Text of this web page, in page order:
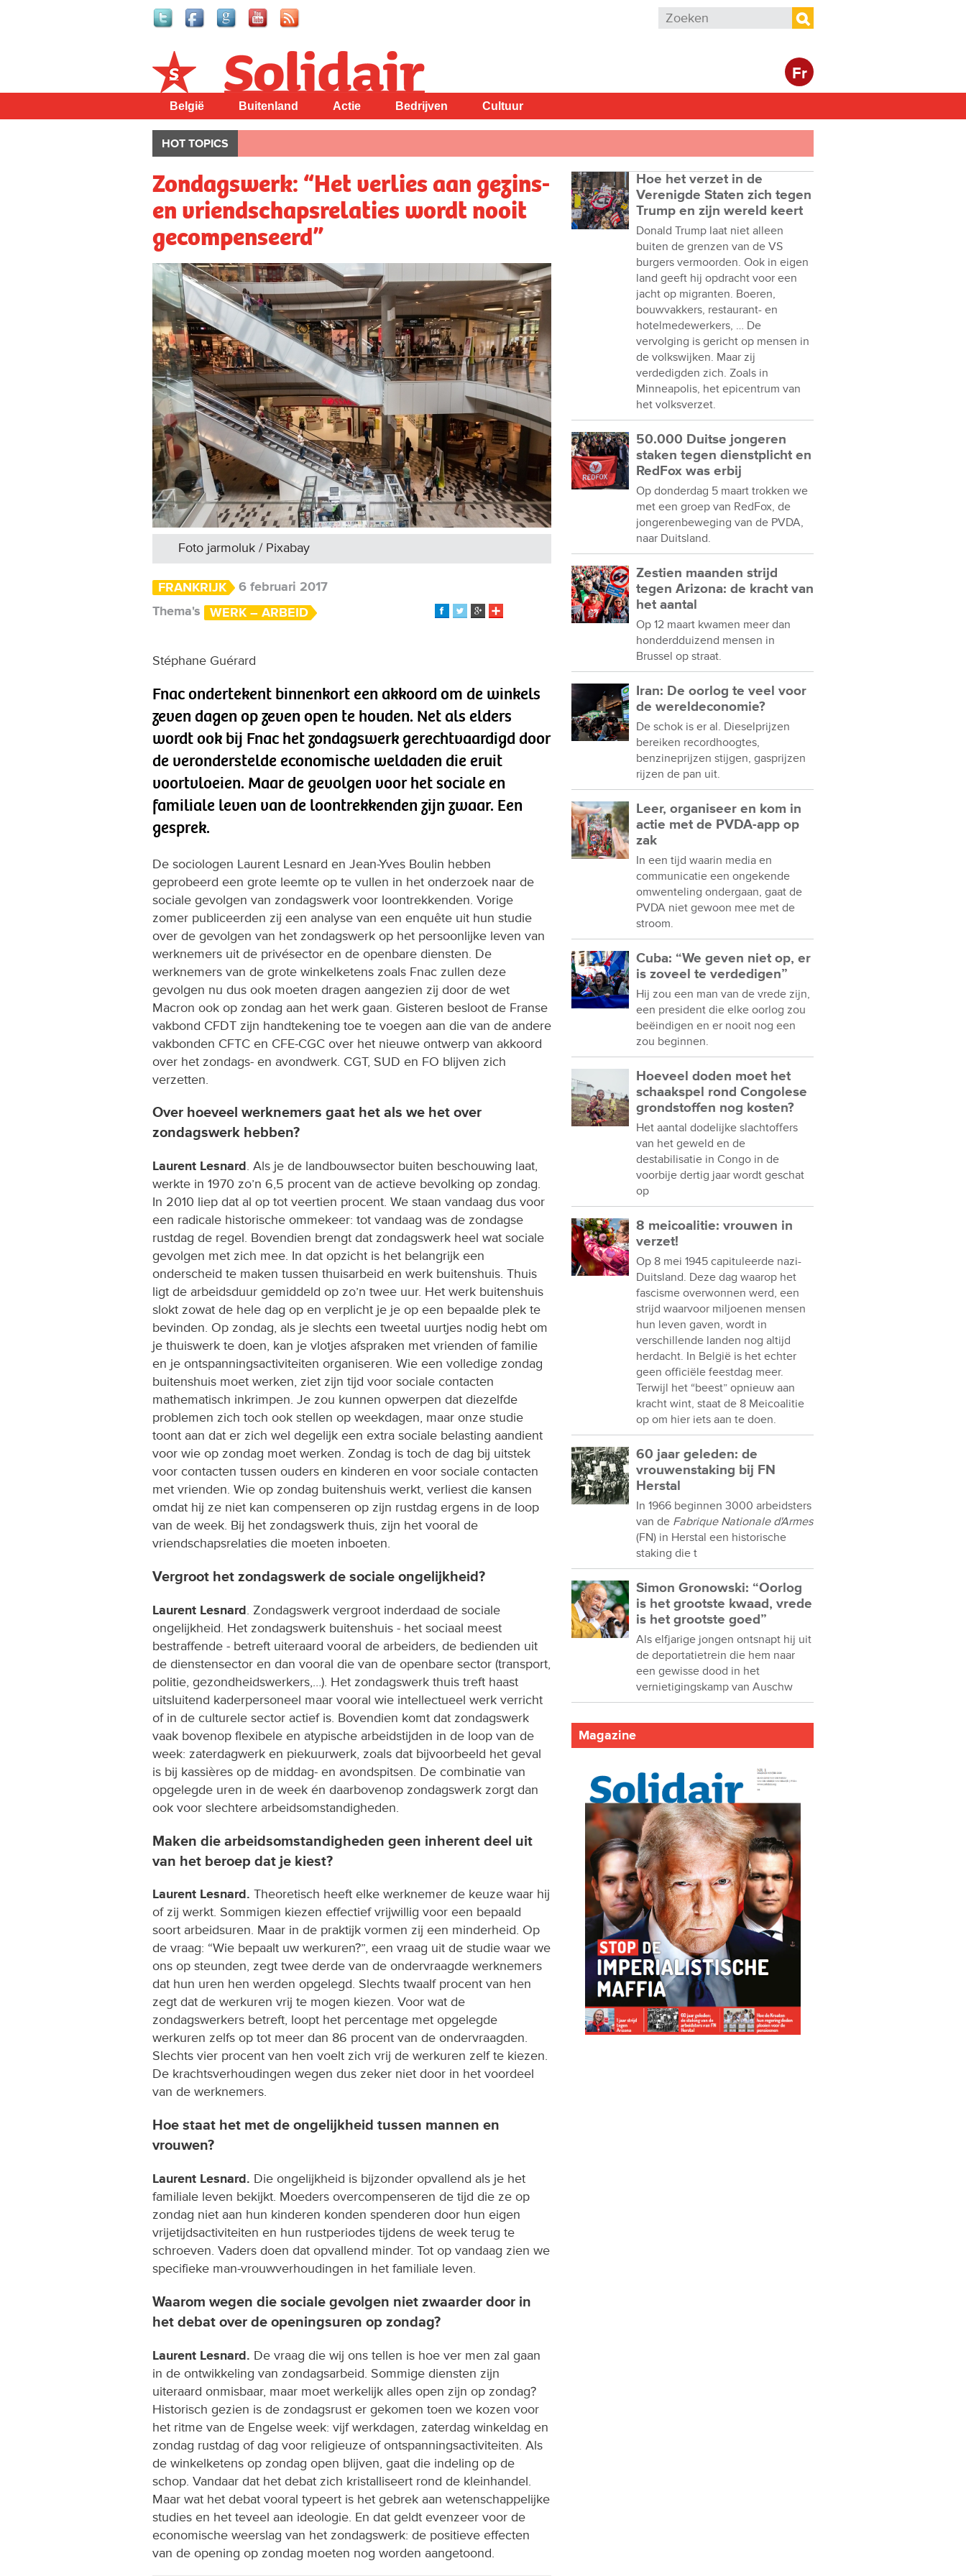
Zoekveld
Zoeken
Fr
Solidair
België Buitenland Actie Bedrijven Cultuur
HOT TOPICS
Zondagswerk: “Het verlies aan gezins-
en vriendschapsrelaties wordt nooit
gecompenseerd”
Foto jarmoluk / Pixabay
FRANKRIJK
6 februari 2017
Thema's
WERK – ARBEID
Stéphane Guérard
Fnac ondertekent binnenkort een akkoord om de winkels
zeven dagen op zeven open te houden. Net als elders
wordt ook bij Fnac het zondagswerk gerechtvaardigd door
de veronderstelde economische weldaden die eruit
voortvloeien. Maar de gevolgen voor het sociale en
familiale leven van de loontrekkenden zijn zwaar. Een
gesprek.
De sociologen Laurent Lesnard en Jean-Yves Boulin hebben
geprobeerd een grote leemte op te vullen in het onderzoek naar de
sociale gevolgen van zondagswerk voor loontrekkenden. Vorige
zomer publiceerden zij een analyse van een enquête uit hun studie
over de gevolgen van het zondagswerk op het persoonlijke leven van
werknemers uit de privésector en de openbare diensten. De
werknemers van de grote winkelketens zoals Fnac zullen deze
gevolgen nu dus ook moeten dragen aangezien zij door de wet
Macron ook op zondag aan het werk gaan. Gisteren besloot de Franse
vakbond CFDT zijn handtekening toe te voegen aan die van de andere
vakbonden CFTC en CFE-CGC over het nieuwe ontwerp van akkoord
over het zondags- en avondwerk. CGT, SUD en FO blijven zich
verzetten.
Over hoeveel werknemers gaat het als we het over
zondagswerk hebben?
Laurent Lesnard. Als je de landbouwsector buiten beschouwing laat,
werkte in 1970 zo’n 6,5 procent van de actieve bevolking op zondag.
In 2010 liep dat al op tot veertien procent. We staan vandaag dus voor
een radicale historische ommekeer: tot vandaag was de zondagse
rustdag de regel. Bovendien brengt dat zondagswerk heel wat sociale
gevolgen met zich mee. In dat opzicht is het belangrijk een
onderscheid te maken tussen thuisarbeid en werk buitenshuis. Thuis
ligt de arbeidsduur gemiddeld op zo’n twee uur. Het werk buitenshuis
slokt zowat de hele dag op en verplicht je je op een bepaalde plek te
bevinden. Op zondag, als je slechts een tweetal uurtjes nodig hebt om
je thuiswerk te doen, kan je vlotjes afspraken met vrienden of familie
en je ontspanningsactiviteiten organiseren. Wie een volledige zondag
buitenshuis moet werken, ziet zijn tijd voor sociale contacten
mathematisch inkrimpen. Je zou kunnen opwerpen dat diezelfde
problemen zich toch ook stellen op weekdagen, maar onze studie
toont aan dat er zich wel degelijk een extra sociale belasting aandient
voor wie op zondag moet werken. Zondag is toch de dag bij uitstek
voor contacten tussen ouders en kinderen en voor sociale contacten
met vrienden. Wie op zondag buitenshuis werkt, verliest die kansen
omdat hij ze niet kan compenseren op zijn rustdag ergens in de loop
van de week. Bij het zondagswerk thuis, zijn het vooral de
vriendschapsrelaties die moeten inboeten.
Vergroot het zondagswerk de sociale ongelijkheid?
Laurent Lesnard. Zondagswerk vergroot inderdaad de sociale
ongelijkheid. Het zondagswerk buitenshuis - het sociaal meest
bestraffende - betreft uiteraard vooral de arbeiders, de bedienden uit
de dienstensector en dan vooral die van de openbare sector (transport,
politie, gezondheidswerkers,…). Het zondagswerk thuis treft haast
uitsluitend kaderpersoneel maar vooral wie intellectueel werk verricht
of in de culturele sector actief is. Bovendien komt dat zondagswerk
vaak bovenop flexibele en atypische arbeidstijden in de loop van de
week: zaterdagwerk en piekuurwerk, zoals dat bijvoorbeeld het geval
is bij kassières op de middag- en avondspitsen. De combinatie van
opgelegde uren in de week én daarbovenop zondagswerk zorgt dan
ook voor slechtere arbeidsomstandigheden.
Maken die arbeidsomstandigheden geen inherent deel uit
van het beroep dat je kiest?
Laurent Lesnard. Theoretisch heeft elke werknemer de keuze waar hij
of zij werkt. Sommigen kiezen effectief vrijwillig voor een bepaald
soort arbeidsuren. Maar in de praktijk vormen zij een minderheid. Op
de vraag: “Wie bepaalt uw werkuren?”, een vraag uit de studie waar we
ons op steunden, zegt twee derde van de ondervraagde werknemers
dat hun uren hen werden opgelegd. Slechts twaalf procent van hen
zegt dat de werkuren vrij te mogen kiezen. Voor wat de
zondagswerkers betreft, loopt het percentage met opgelegde
werkuren zelfs op tot meer dan 86 procent van de ondervraagden.
Slechts vier procent van hen voelt zich vrij de werkuren zelf te kiezen.
De krachtsverhoudingen wegen dus zeker niet door in het voordeel
van de werknemers.
Hoe staat het met de ongelijkheid tussen mannen en
vrouwen?
Laurent Lesnard. Die ongelijkheid is bijzonder opvallend als je het
familiale leven bekijkt. Moeders overcompenseren de tijd die ze op
zondag niet aan hun kinderen konden spenderen door hun eigen
vrijetijdsactiviteiten en hun rustperiodes tijdens de week terug te
schroeven. Vaders doen dat opvallend minder. Tot op vandaag zien we
specifieke man-vrouwverhoudingen in het familiale leven.
Waarom wegen die sociale gevolgen niet zwaarder door in
het debat over de openingsuren op zondag?
Laurent Lesnard. De vraag die wij ons tellen is hoe ver men zal gaan
in de ontwikkeling van zondagsarbeid. Sommige diensten zijn
uiteraard onmisbaar, maar moet werkelijk alles open zijn op zondag?
Historisch gezien is de zondagsrust er gekomen toen we kozen voor
het ritme van de Engelse week: vijf werkdagen, zaterdag winkeldag en
zondag rustdag of dag voor religieuze of ontspanningsactiviteiten. Als
de winkelketens op zondag open blijven, gaat die indeling op de
schop. Vandaar dat het debat zich kristalliseert rond de kleinhandel.
Maar wat het debat vooral typeert is het gebrek aan wetenschappelijke
studies en het teveel aan ideologie. En dat geldt evenzeer voor de
economische weerslag van het zondagswerk: de positieve effecten
van de opening op zondag moeten nog worden aangetoond.
Hoe het verzet in de
Verenigde Staten zich tegen
Trump en zijn wereld keert
Donald Trump laat niet alleen
buiten de grenzen van de VS
burgers vermoorden. Ook in eigen
land geeft hij opdracht voor een
jacht op migranten. Boeren,
bouwvakkers, restaurant- en
hotelmedewerkers, … De
vervolging is gericht op mensen in
de volkswijken. Maar zij
verdedigden zich. Zoals in
Minneapolis, het epicentrum van
het volksverzet.
50.000 Duitse jongeren
staken tegen dienstplicht en
RedFox was erbij
Op donderdag 5 maart trokken we
met een groep van RedFox, de
jongerenbeweging van de PVDA,
naar Duitsland.
Zestien maanden strijd
tegen Arizona: de kracht van
het aantal
Op 12 maart kwamen meer dan
honderdduizend mensen in
Brussel op straat.
Iran: De oorlog te veel voor
de wereldeconomie?
De schok is er al. Dieselprijzen
bereiken recordhoogtes,
benzineprijzen stijgen, gasprijzen
rijzen de pan uit.
Leer, organiseer en kom in
actie met de PVDA-app op
zak
In een tijd waarin media en
communicatie een ongekende
omwenteling ondergaan, gaat de
PVDA niet gewoon mee met de
stroom.
Cuba: “We geven niet op, er
is zoveel te verdedigen”
Hij zou een man van de vrede zijn,
een president die elke oorlog zou
beëindigen en er nooit nog een
zou beginnen.
Hoeveel doden moet het
schaakspel rond Congolese
grondstoffen nog kosten?
Het aantal dodelijke slachtoffers
van het geweld en de
destabilisatie in Congo in de
voorbije dertig jaar wordt geschat
op
8 meicoalitie: vrouwen in
verzet!
Op 8 mei 1945 capituleerde nazi-
Duitsland. Deze dag waarop het
fascisme overwonnen werd, een
strijd waarvoor miljoenen mensen
hun leven gaven, wordt in
verschillende landen nog altijd
herdacht. In België is het echter
geen officiële feestdag meer.
Terwijl het “beest” opnieuw aan
kracht wint, staat de 8 Meicoalitie
op om hier iets aan te doen.
60 jaar geleden: de
vrouwenstaking bij FN
Herstal
In 1966 beginnen 3000 arbeidsters
van de Fabrique Nationale d'Armes
(FN) in Herstal een historische
staking die t
Simon Gronowski: “Oorlog
is het grootste kwaad, vrede
is het grootste goed”
Als elfjarige jongen ontsnapt hij uit
de deportatietrein die hem naar
een gewisse dood in het
vernietigingskamp van Auschw
Magazine